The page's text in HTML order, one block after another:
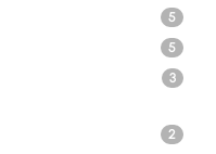
5
5
3
2